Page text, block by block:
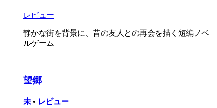
レビュー
静かな街を背景に、昔の友人との再会を描く短編ノベ
ルゲーム
望郷
未 • レビュー